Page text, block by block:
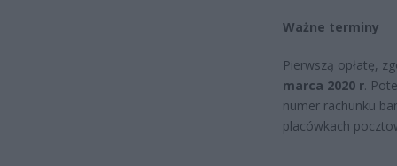
Ważne terminy
Pierwszą opłatę,
marca 2020 r.
numer rachunku
placówkach